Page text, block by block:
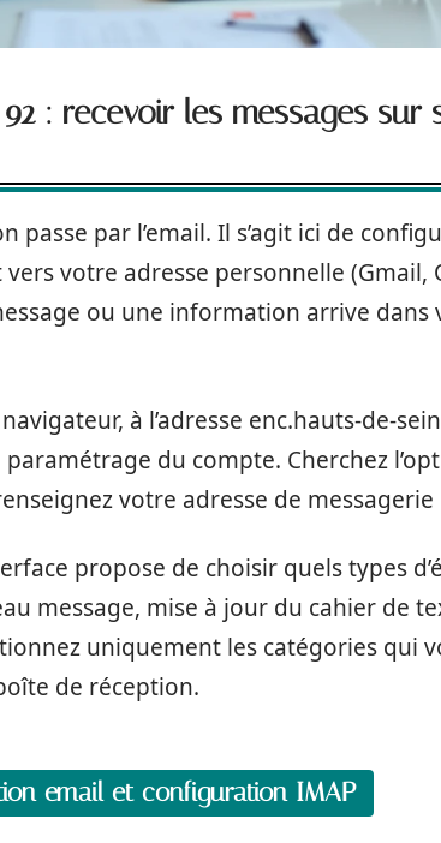
: recevoir les messages sur
passe par l’email. Il s’agit ici de
votre adresse personnelle (Gmail,
ou une information arrive dans
à l’adresse enc.hauts-de-
du compte. Cherchez
votre adresse de
propose de choisir quels types
message, mise à jour du cahier de
uniquement les catégories qui
de réception.
email et configuration IMAP